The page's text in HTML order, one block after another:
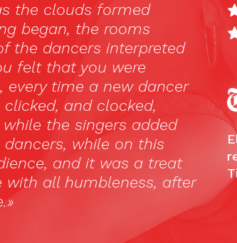
flamenco as this
in darkened stages. During
got the chance to visit a Tablao
to see that it was
even more.
travelingmom.com